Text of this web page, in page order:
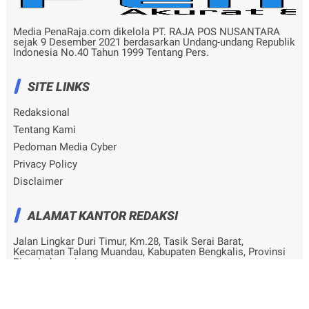
Media PenaRaja.com dikelola PT. RAJA POS NUSANTARA
sejak 9 Desember 2021 berdasarkan Undang-undang Republik
Indonesia No.40 Tahun 1999 Tentang Pers.
SITE LINKS
Redaksional
Tentang Kami
Pedoman Media Cyber
Privacy Policy
Disclaimer
ALAMAT KANTOR REDAKSI
Jalan Lingkar Duri Timur, Km.28, Tasik Serai Barat,
Kecamatan Talang Muandau, Kabupaten Bengkalis, Provinsi
Riau, Indonesia